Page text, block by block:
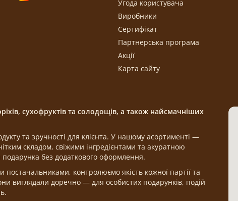
Угода користувача
Виробники
Сертифікат
Партнерська програма
Акції
Карта сайту
сухофруктів та солодощів, а також найсмачніших
та зручності для клієнта. У нашому асортименті —
складом, свіжими інгредієнтами та акуратною
без додаткового оформлення.
контролюємо якість кожної партії та
виглядали доречно — для особистих подарунків, подій